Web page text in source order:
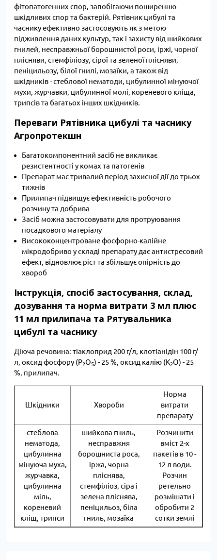
фітопатогенних спор, запобігаючи поширенню
шкідливих спор та бактерій. Рятівник цибулі та
часнику ефективно застосовують як з метою
підживлення даних культур, так і захисту від шийкових
гнилей, несправжньої борошнистої роси, іржі, чорної
плісняви, стемфіліозу, сірої та зеленої плісняви,
пеніцильозу, білої гнилі, мозаїки, а також від
шкідників - стеблової нематоди, цибулинної мінуючої
мухи, журчавки, цибулинної молі, кореневого кліща,
трипсів та багатьох інших шкідників.
Переваги Рятівника цибулі та часнику
Агропротекшн
Багатокомпонентний засіб не викликає
резистентності у комах та патогенів
Препарат має тривалий період захисної дії до трьох
тижнів
Прилипач підвищує ефективність робочого
розчину та добрива
Засіб можна застосовувати для протруювання
посадкового матеріалу
Висококонцентроване фосфорно-калійне
мікродобриво у складі препарату дає антистресовий
ефект, відновлює ріст та збільшує опірність до
хвороб
Інструкція, спосіб застосування, склад,
дозування та норма витрати 3 мл плюс
11 мл прилипача та Рятувальника
цибулі та часнику
Діюча речовина: тіаклоприд 200 г/л, клотіанідін 100 г/
л, оксид фосфору (P2O5) - 25 %, оксид калію (K2O) - 25
%, прилипач.
Шкідники Хвороби
Норма
витрати
препарату
стеблова
нематода,
цибулинна
мінуюча муха,
журчавка,
цибулинна
міль,
кореневий
кліщ, трипси
шийкова гниль,
несправжня
борошниста роса,
іржа, чорна
пліснява,
стемфіліоз, сіра і
зелена пліснява,
пеніцильоз, біла
гниль, мозаїка
Розчинити
вміст 2-х
пакетів в 10 -
12 л води.
Розчин
ретельно
розмішати і
обробити 2
сотки землі